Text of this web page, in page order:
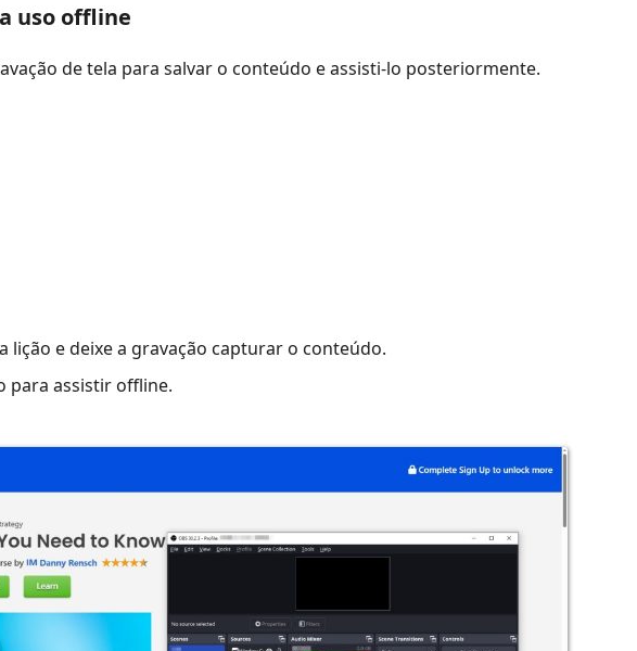
uso offline
de tela para salvar o conteúdo e assisti-lo posteriormente.
e deixe a gravação capturar o conteúdo.
para assistir offline.